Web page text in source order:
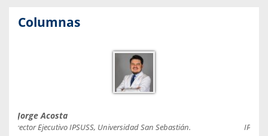
Columnas
Jorge Acosta
Director Ejecutivo IPSUSS, Universidad San Sebastián.